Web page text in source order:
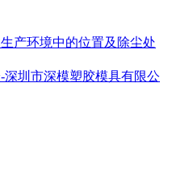
产环境中的位置及除尘处
深圳市深模塑胶模具有限公